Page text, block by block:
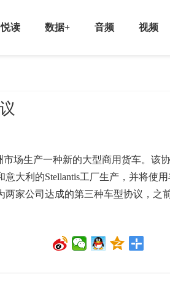
悦读 数据+ 音频 视频
场生产一种新的大型商用货车。该
大利的Stellantis工厂生产，并将使
家公司达成的第三种车型协议，之